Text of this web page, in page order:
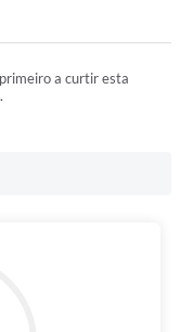
a curtir esta